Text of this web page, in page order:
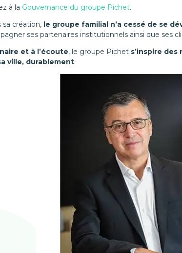
à la Gouvernance du groupe Pichet.
sa création, le groupe familial n’a cessé de se
ses partenaires institutionnels ainsi que ses
et à l’écoute, le groupe Pichet s’inspire des
ville, durablement.